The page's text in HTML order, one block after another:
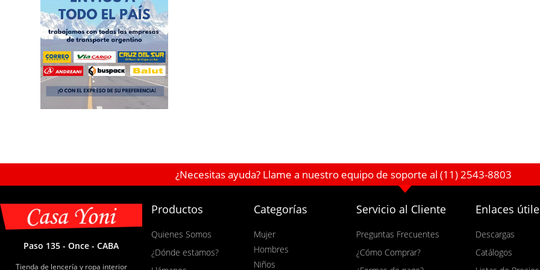
¿Necesitas ayuda? Llame a nuestro equipo de soporte al (11) 2543-8803
Paso 135 - Once - CABA
Tienda de lencería y ropa interior
Productos
Quienes Somos
¿Dónde estamos?
Categorías
Mujer
Hombres
Niños
Servicio al Cliente
Preguntas Frecuentes
¿Cómo Comprar?
Enlaces
Descargas
Catálogos